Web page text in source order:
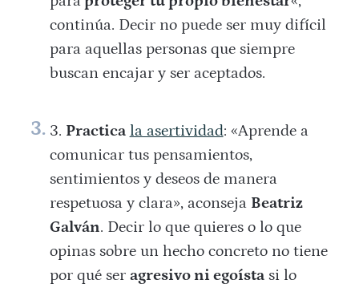
continúa. Decir no puede ser muy difícil
para aquellas personas que siempre
buscan encajar y ser aceptados.
Practica la asertividad: «Aprende a
comunicar tus pensamientos,
sentimientos y deseos de manera
respetuosa y clara», aconseja Beatriz
Galván. Decir lo que quieres o lo que
opinas sobre un hecho concreto no tiene
por qué ser agresivo ni egoístasi lo